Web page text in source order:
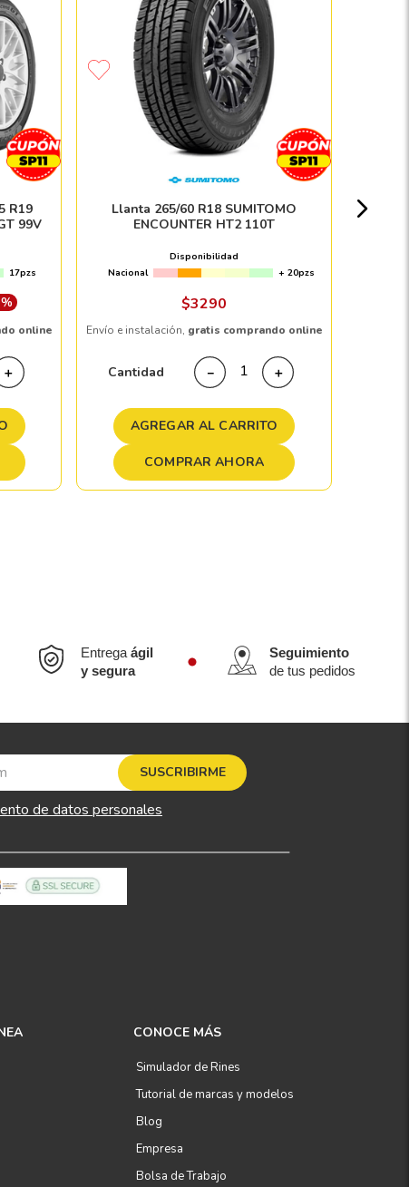
R19
99V
17pzs
online
＋
Llanta 265/60 R18 SUMITOMO
ENCOUNTER HT2 110T
Disponibilidad
Nacional
+ 20pzs
$3290
Envío e instalación, gratis comprando online
Cantidad ＋
－
AGREGAR AL CARRITO
COMPRAR AHORA
Entregaágil
y segura
Seguimiento
de tus pedidos
SUSCRIBIRME
de datos personales
CONOCE MÁS
Simulador de Rines
Tutorial de marcas y modelos
Blog
Empresa
Bolsa de Trabajo